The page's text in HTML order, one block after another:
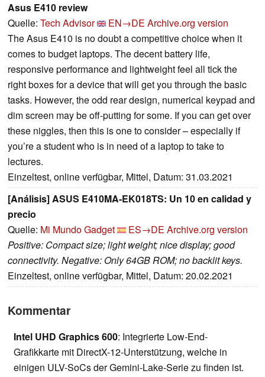
Asus E410 review
Quelle: Tech Advisor EN→DE Archive.org version
The Asus E410 is no doubt a competitive choice when it
comes to budget laptops. The decent battery life,
responsive performance and lightweight feel all tick the
right boxes for a device that will get you through the basic
tasks. However, the odd rear design, numerical keypad and
dim screen may be off-putting for some. If you can get over
these niggles, then this is one to consider – especially if
you’re a student who is in need of a laptop to take to
lectures.
Einzeltest, online verfügbar, Mittel, Datum: 31.03.2021
[Análisis] ASUS E410MA-EK018TS: Un 10 en calidad y
precio
Quelle: Mi Mundo Gadget ES→DE Archive.org version
Positive: Compact size; light weight; nice display; good
connectivity. Negative: Only 64GB ROM; no backlit keys.
Einzeltest, online verfügbar, Mittel, Datum: 20.02.2021
Kommentar
Intel UHD Graphics 600: Integrierte Low-End-
Grafikkarte mit DirectX-12-Unterstützung, welche in
einigen ULV-SoCs der Gemini-Lake-Serie zu finden ist.